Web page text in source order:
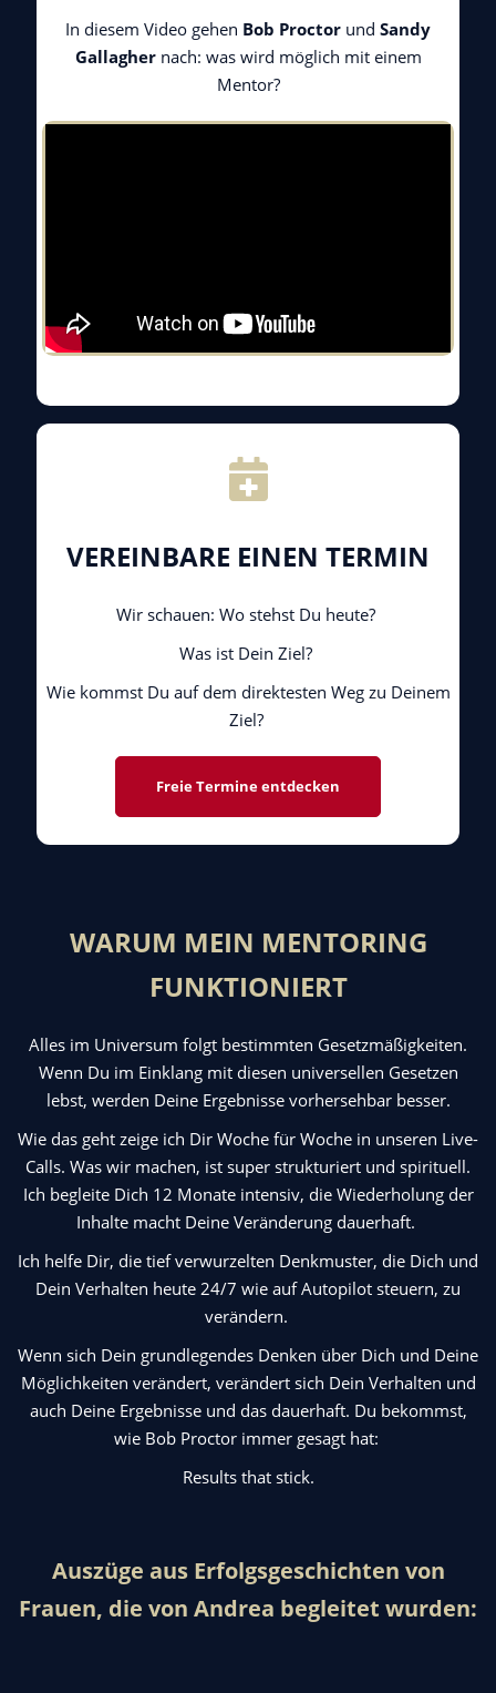
In diesem Video gehen Bob Proctor und Sandy
Gallaghernach: was wird möglich mit einem
Mentor?
VEREINBARE EINEN TERMIN
Wir schauen: Wo stehst Du heute?
Was ist Dein Ziel?
Wie kommst Du auf dem direktesten Weg zu Deinem
Ziel?
Freie Termine entdecken
WARUM MEIN MENTORING
FUNKTIONIERT
Alles im Universum folgt bestimmten Gesetzmäßigkeiten.
Wenn Du im Einklang mit diesen universellen Gesetzen
lebst, werden Deine Ergebnisse vorhersehbar besser.
Wie das geht zeige ich Dir Woche für Woche in unseren Live-
Calls. Was wir machen, ist super strukturiert und spirituell.
Ich begleite Dich 12 Monate intensiv, die Wiederholung der
Inhalte macht Deine Veränderung dauerhaft.
Ich helfe Dir, die tief verwurzelten Denkmuster, die Dich und
Dein Verhalten heute 24/7 wie auf Autopilot steuern, zu
verändern.
Wenn sich Dein grundlegendes Denken über Dich und Deine
Möglichkeiten verändert, verändert sich Dein Verhalten und
auch Deine Ergebnisse und das dauerhaft. Du bekommst,
wie Bob Proctor immer gesagt hat:
Results that stick.
Auszüge aus Erfolgsgeschichten von
Frauen, die von Andrea begleitet wurden: